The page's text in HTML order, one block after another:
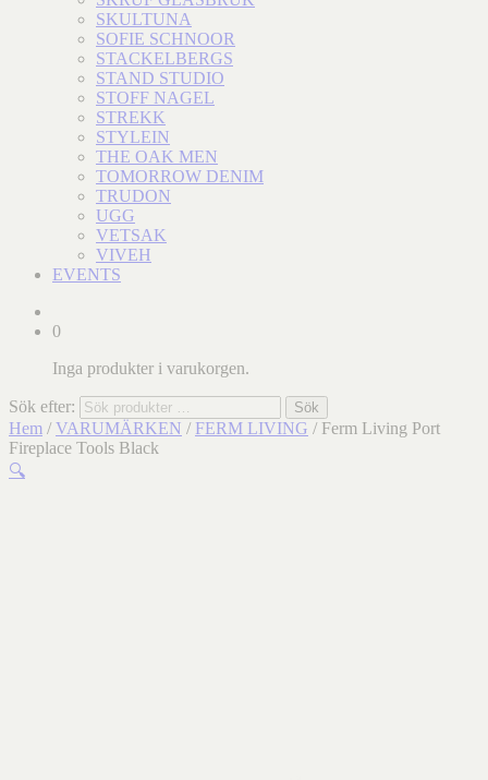
SKULTUNA
SOFIE SCHNOOR
STACKELBERGS
STAND STUDIO
STOFF NAGEL
STREKK
STYLEIN
THE OAK MEN
TOMORROW DENIM
TRUDON
UGG
VETSAK
VIVEH
EVENTS
0
Inga produkter i varukorgen.
Sök efter: Sök
Hem / VARUMÄRKEN / FERM LIVING / Ferm Living Port
Fireplace Tools Black
🔍